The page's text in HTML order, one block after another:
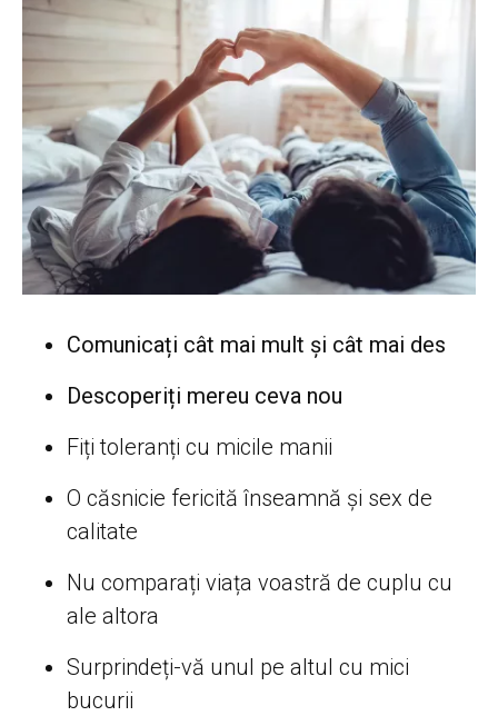
Comunicați cât mai mult și cât mai des
Descoperiți mereu ceva nou
Fiți toleranți cu micile manii
O căsnicie fericită înseamnă și sex de
calitate
Nu comparați viața voastră de cuplu cu
ale altora
Surprindeți-vă unul pe altul cu mici
bucurii